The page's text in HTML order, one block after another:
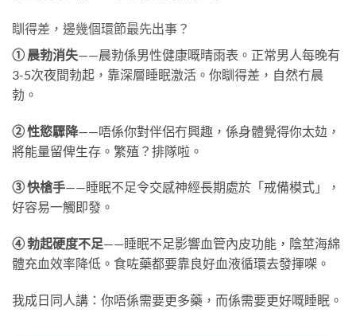
瞓得差，邊幾個環節最先出事？
① 晨勃消失——晨勃係男性健康嘅晴雨表。正常男人每晚有
3-5次夜間勃起，靠深層睡眠激活。你瞓得差，自然冇晨
勃。
② 性慾驟降——唔係你對伴侶冇興趣，係身體覺得你太攰，
將能量留俾生存。繁殖？排隊啦。
③ 快槍手——睡眠不足令交感神經長期處於「戒備模式」，
好容易一觸即發。
④ 勃起硬度不足——睡眠不足影響血管內皮功能，陰莖海綿
體充血效率降低。食咗藥都要靠良好血液循環去發揮㗎。
我成日同人講：你唔係需要更多藥，而係需要更好嘅睡眠。